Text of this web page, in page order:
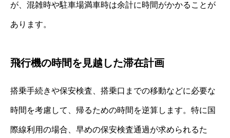
が、混雑時や駐車場満車時は余計に時間がかかることが
あります。
飛行機の時間を見越した滞在計画
搭乗手続きや保安検査、搭乗口までの移動などに必要な
時間を考慮して、帰るための時間を逆算します。特に国
際線利用の場合、早めの保安検査通過が求められるた